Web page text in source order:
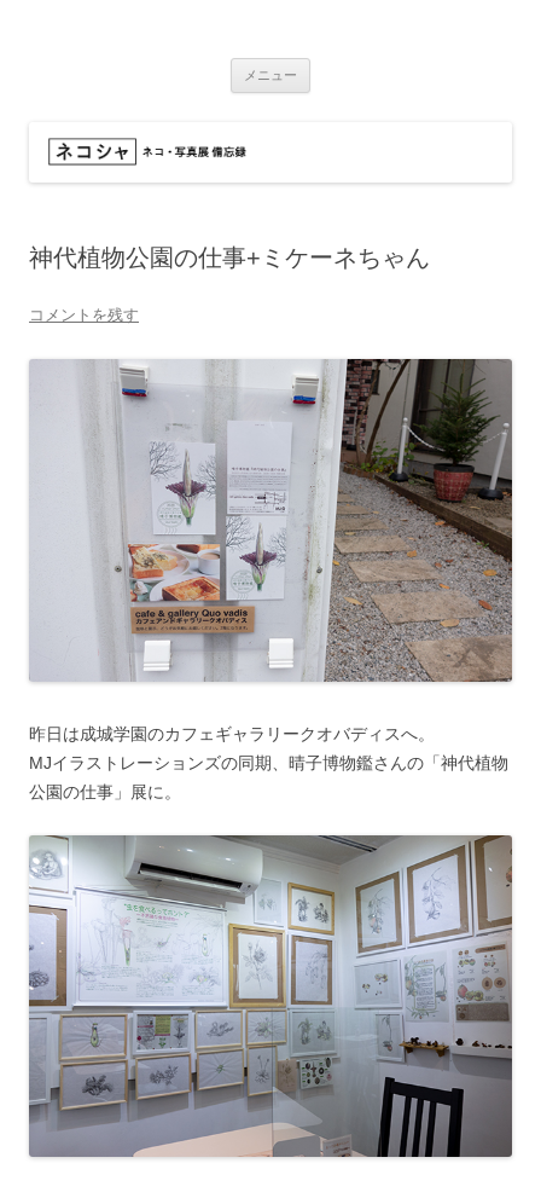
メニュー
神代植物公園の仕事+ミケーネちゃん
コメントを残す
昨日は成城学園のカフェギャラリークオバディスへ。
MJイラストレーションズの同期、晴子博物鑑さんの「神代植物
公園の仕事」展に。